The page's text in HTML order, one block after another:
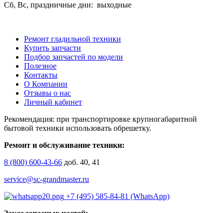
Сб, Вс, праздничные дни: выходные
Ремонт гладильной техники
Купить запчасти
Подбор запчастей по модели
Полезное
Контакты
О Компании
Отзывы о нас
Личный кабинет
Рекомендация: при транспортировке крупногабаритной
бытовой техники использовать обрешетку.
Ремонт и обслуживание техники:
8 (800) 600-43-66 доб. 40, 41
service@sc-grandmaster.ru
+7 (495) 585-84-81 (WhatsApp)